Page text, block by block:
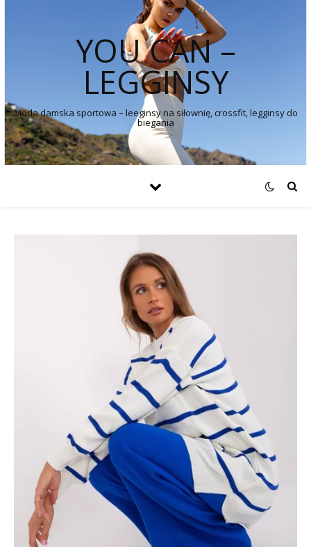
YOU CAN –
LEGGINSY
Moda damska sportowa – leeginsy na siłownię, crossfit, legginsy do
biegania